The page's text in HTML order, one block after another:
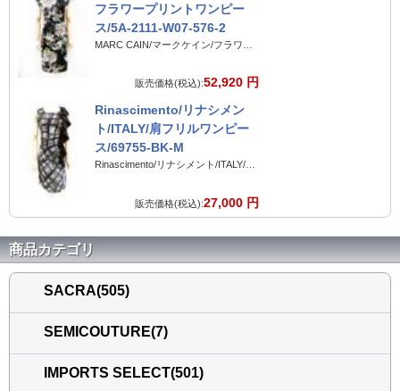
フラワープリントワンピー
ス/5A-2111-W07-576-2
販売価格(税込):52,920 円
Rinascimento/リナシメン
ト/ITALY/肩フリルワンピー
ス/69755-BK-M
販売価格(税込):27,000 円
商品カテゴリ
SACRA(505)
SEMICOUTURE(7)
IMPORTS SELECT(501)